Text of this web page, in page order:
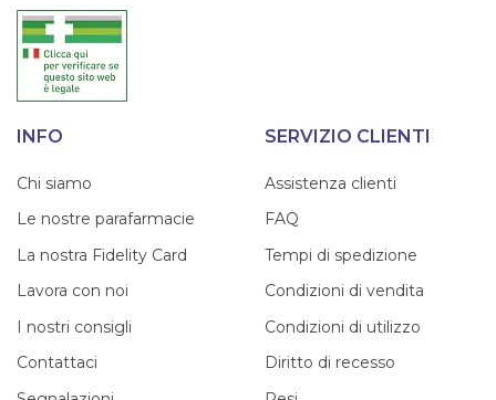
INFO
Chi siamo
Le nostre parafarmacie
La nostra Fidelity Card
Lavora con noi
I nostri consigli
Contattaci
SERVIZIO CLIENTI
Assistenza clienti
FAQ
Tempi di spedizione
Condizioni di vendita
Condizioni di utilizzo
Diritto di recesso